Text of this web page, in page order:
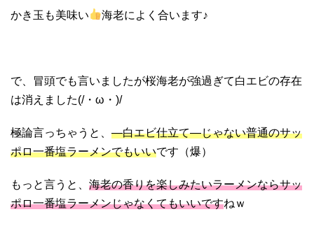
かき玉も美味い 海老によく合います♪
で、冒頭でも言いましたが桜海老が強過ぎて白エビの存在
は消えました(/・ω・)/
極論言っちゃうと、 ―白エビ仕立て―じゃない普通のサッ
ポロ一番塩ラーメンでもいいです（爆）
もっと言うと、 海老の香りを楽しみたいラーメンならサッ
ポロ一番塩ラーメンじゃなくてもいいですねｗ